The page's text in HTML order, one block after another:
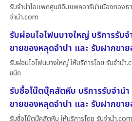
รับจำนำไอแพดศูนย์อิมแพคอารีน่าเมืองทองธ
จํานํา.com
รับผ่อนไอโฟนบางใหญ่ บริการรับ
ขายของหลุดจำนำ และ รับฝากขา
รับผ่อนไอโฟนบางใหญ่ ให้บริการโดย รับจํานํา
ชนิด
รับซื้อโน๊ตบุ๊คสัตหีบ บริการรับจำน
ขายของหลุดจำนำ และ รับฝากขา
รับซื้อโน๊ตบุ๊คสัตหีบ ให้บริการโดย รับจํานํา